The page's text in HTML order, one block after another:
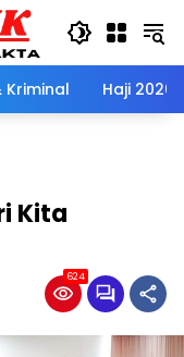
Kriminal Haji 2026
Kita
624